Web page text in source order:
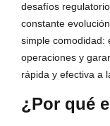
desafíos
constante
simple comodidad:
operaciones y
rápida y efectiva a
¿Por qué